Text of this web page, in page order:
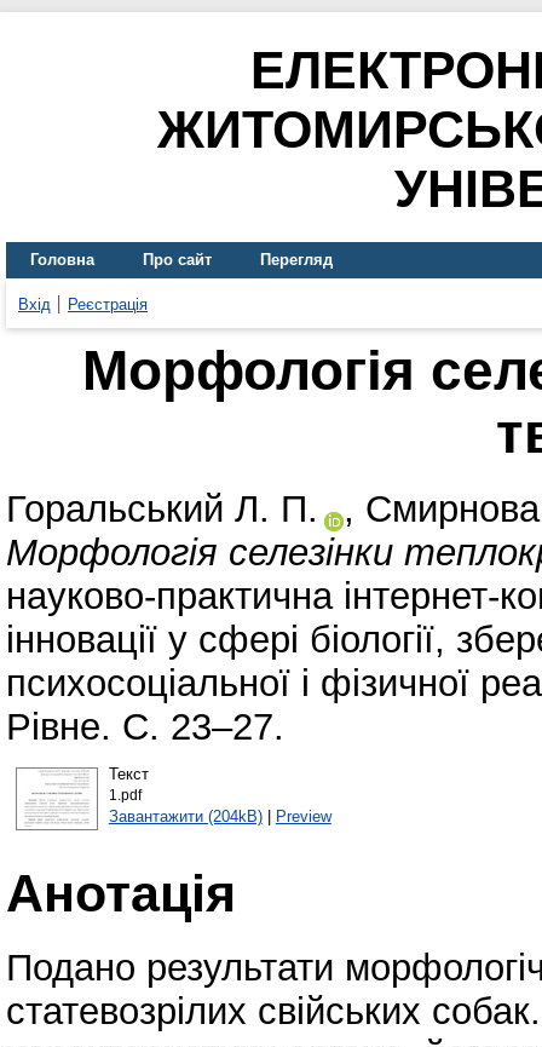
Головна Про сайт Перегляд
Вхід Реєстрація
Морфологія
Горальський Л. П. ,
Морфологія селезінки
науково-практична інтернет-
інновації у сфері біології,
психосоціальної і фізичної
Рівне. С. 23–27.
Текст
1.pdf
Завантажити (204kB)| Preview
Анотація
Подано результати
статевозрілих свійських